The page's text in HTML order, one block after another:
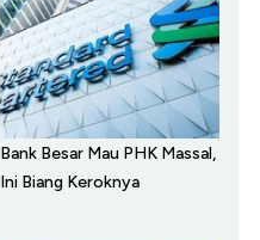
Bank Besar Mau PHK Massal,
Ini Biang Keroknya